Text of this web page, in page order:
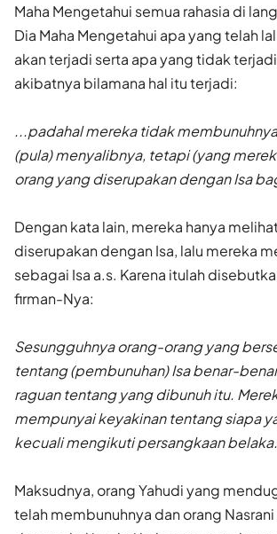
Maha Mengetahui semua rahasia di
Dia Maha Mengetahui apa yang telah
akan terjadi serta apa yang tidak
akibatnya bilamana hal itu terjadi:
...padahal mereka tidak
(pula) menyalibnya, tetapi (yang
orang yang diserupakan dengan Isa
Dengan kata lain, mereka hanya
diserupakan dengan Isa, lalu mereka
sebagai Isa a.s. Karena itulah
firman-Nya:
Sesungguhnya orang-orang yang
tentang (pembunuhan) Isa benar-
raguan tentang yang dibunuh itu.
mempunyai keyakinan tentang siapa
kecuali mengikuti persangkaan belaka.
Maksudnya, orang Yahudi yang
telah membunuhnya dan orang